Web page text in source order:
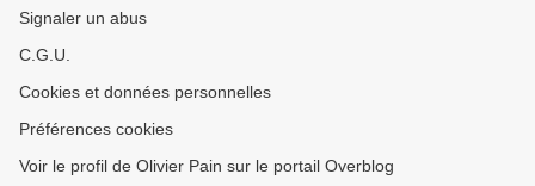
Signaler un abus
C.G.U.
Cookies et données personnelles
Préférences cookies
Voir le profil de Olivier Pain sur le portail Overblog